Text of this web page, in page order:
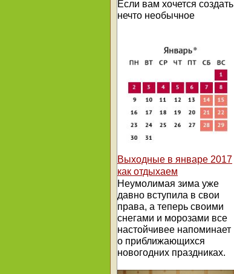
Если вам хочется создать
нечто необычное
Выходные в январе 2017
как отдыхаем
Неумолимая зима уже
давно вступила в свои
права, а теперь своими
снегами и морозами все
настойчивее напоминает
о приближающихся
новогодних праздниках.